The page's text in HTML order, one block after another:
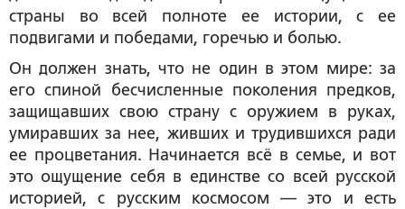
страны во всей полноте ее истории, с ее
подвигами и победами, горечью и болью.
Он должен знать, что не один в этом мире: за
его спиной бесчисленные поколения предков,
защищавших свою страну с оружием в руках,
умиравших за нее, живших и трудившихся ради
ее процветания. Начинается всё в семье, и вот
это ощущение себя в единстве со всей русской
историей, с русским космосом — это и есть